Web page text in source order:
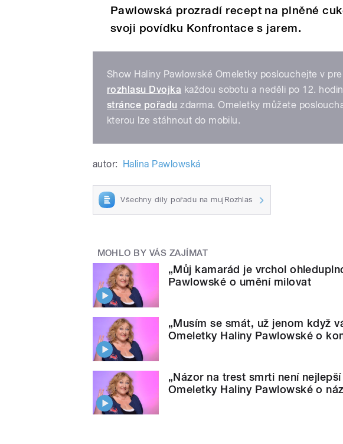
Pawlowská prozradí recept na plněné
svoji povídku Konfrontace s jarem.
Show Haliny Pawlowské Omeletky poslouchejte v
rozhlasu Dvojka každou sobotu a neděli po 12.
stránce pořadu zdarma. Omeletky můžete
kterou lze stáhnout do mobilu.
autor: Halina Pawlowská
Všechny díly pořadu na mujRozhlas
MOHLO BY VÁS ZAJÍMAT
„Můj kamarád je vrchol
Pawlowské o umění milovat
„Musím se smát, už jenom když
Omeletky Haliny Pawlowské o
„Názor na trest smrti není
Omeletky Haliny Pawlowské o